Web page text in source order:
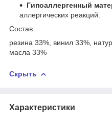
Гипоаллергенный
аллергических реакций.
Состав
резина 33%, винил 33%,
масла 33%
Скрыть
Характеристики